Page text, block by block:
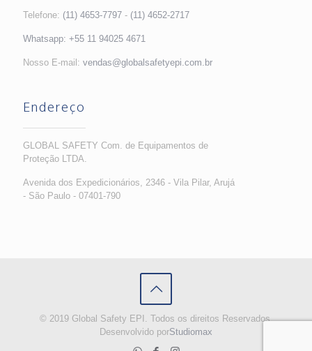
Telefone: (11) 4653-7797 - (11) 4652-2717
Whatsapp: +55 11 94025 4671
Nosso E-mail: vendas@globalsafetyepi.com.br
Endereço
GLOBAL SAFETY Com. de Equipamentos de
Proteção LTDA.
Avenida dos Expedicionários, 2346 - Vila Pilar, Arujá
- São Paulo - 07401-790
© 2019 Global Safety EPI. Todos os direitos Reservados.
Desenvolvido porStudiomax